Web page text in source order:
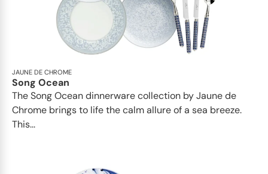
JAUNE DE CHROME
Song Ocean
The Song Ocean dinnerware collection by Jaune de
Chrome brings to life the calm allure of a sea breeze.
This...